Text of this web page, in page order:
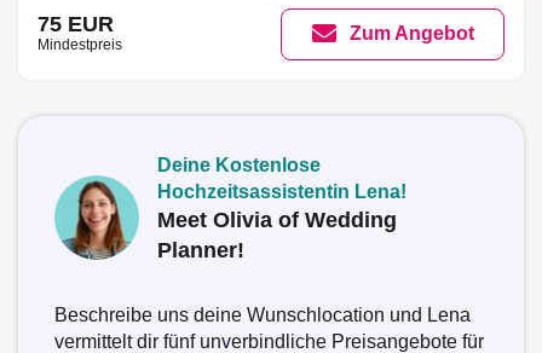
75 EUR
Mindestpreis
Zum Angebot
Deine Kostenlose
Hochzeitsassistentin Lena!
Meet Olivia of Wedding
Planner!
Beschreibe uns deine Wunschlocation und Lena
vermittelt dir fünf unverbindliche Preisangebote für